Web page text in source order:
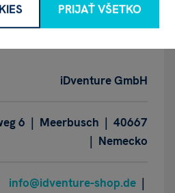
iDventure GmbH
6 | Meerbusch | 40667
| Nemecko
info@idventure-shop.de |
PRIJAŤ VŠETKO